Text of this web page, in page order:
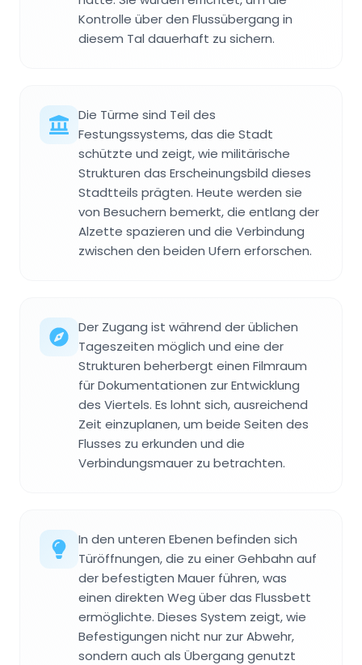
Kontrolle über den Flussübergang in
diesem Tal dauerhaft zu sichern.
Die Türme sind Teil des
Festungssystems, das die Stadt
schützte und zeigt, wie militärische
Strukturen das Erscheinungsbild dieses
Stadtteils prägten. Heute werden sie
von Besuchern bemerkt, die entlang der
Alzette spazieren und die Verbindung
zwischen den beiden Ufern erforschen.
Der Zugang ist während der üblichen
Tageszeiten möglich und eine der
Strukturen beherbergt einen Filmraum
für Dokumentationen zur Entwicklung
des Viertels. Es lohnt sich, ausreichend
Zeit einzuplanen, um beide Seiten des
Flusses zu erkunden und die
Verbindungsmauer zu betrachten.
In den unteren Ebenen befinden sich
Türöffnungen, die zu einer Gehbahn auf
der befestigten Mauer führen, was
einen direkten Weg über das Flussbett
ermöglichte. Dieses System zeigt, wie
Befestigungen nicht nur zur Abwehr,
sondern auch als Übergang genutzt